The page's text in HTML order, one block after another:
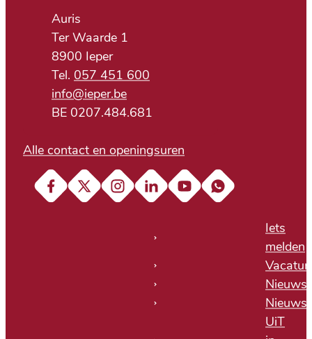
AdresAuris
Ter Waarde 1
,8900 Ieper
057 451 600
E-mailinfo@ieper.be
BTW nr.BE 0207.484.681
Alle contact en openingsuren
Iets
melden
Nieuws
UiT
FacebookX (Twitter)InstagramLinkedInYouTubeSoundcloud